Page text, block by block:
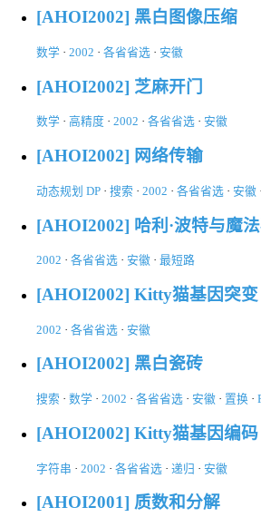
[AHOI2002] 黑白图像压缩
数学 · 2002 · 各省省选 · 安徽
[AHOI2002] 芝麻开门
数学 · 高精度 · 2002 · 各省省选 · 安徽
[AHOI2002] 网络传输
动态规划 DP · 搜索 · 2002 · 各省省选 · 安徽 ·
[AHOI2002] 哈利·波特与魔
2002 · 各省省选 · 安徽 · 最短路
[AHOI2002] Kitty猫基因突变
2002 · 各省省选 · 安徽
[AHOI2002] 黑白瓷砖
搜索 · 数学 · 2002 · 各省省选 · 安徽 · 置换 ·
[AHOI2002] Kitty猫基因编码
字符串 · 2002 · 各省省选 · 递归 · 安徽
[AHOI2001] 质数和分解